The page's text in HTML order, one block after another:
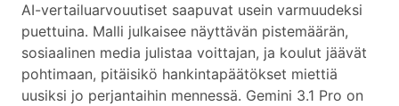
AI-vertailuarvouutiset saapuvat usein varmuudeksi
puettuina. Malli julkaisee näyttävän pistemäärän,
sosiaalinen media julistaa voittajan, ja koulut jäävät
pohtimaan, pitäisikö hankintapäätökset miettiä
uusiksi jo perjantaihin mennessä. Gemini 3.1 Pro on